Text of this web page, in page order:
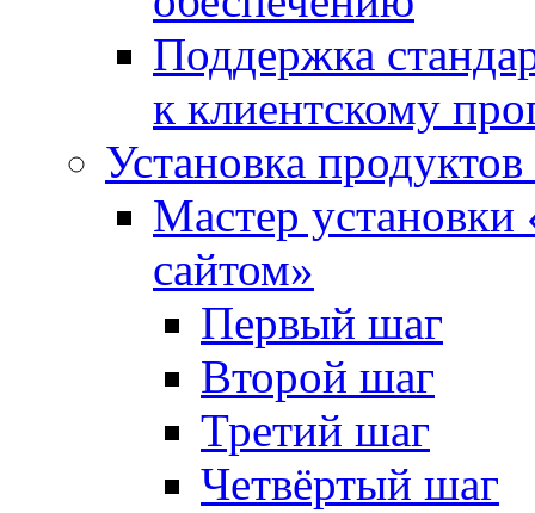
Поддержка
к клиентскому
Установка
Мастер
сайтом»
Первый шаг
Второй шаг
Третий шаг
Четвёртый шаг